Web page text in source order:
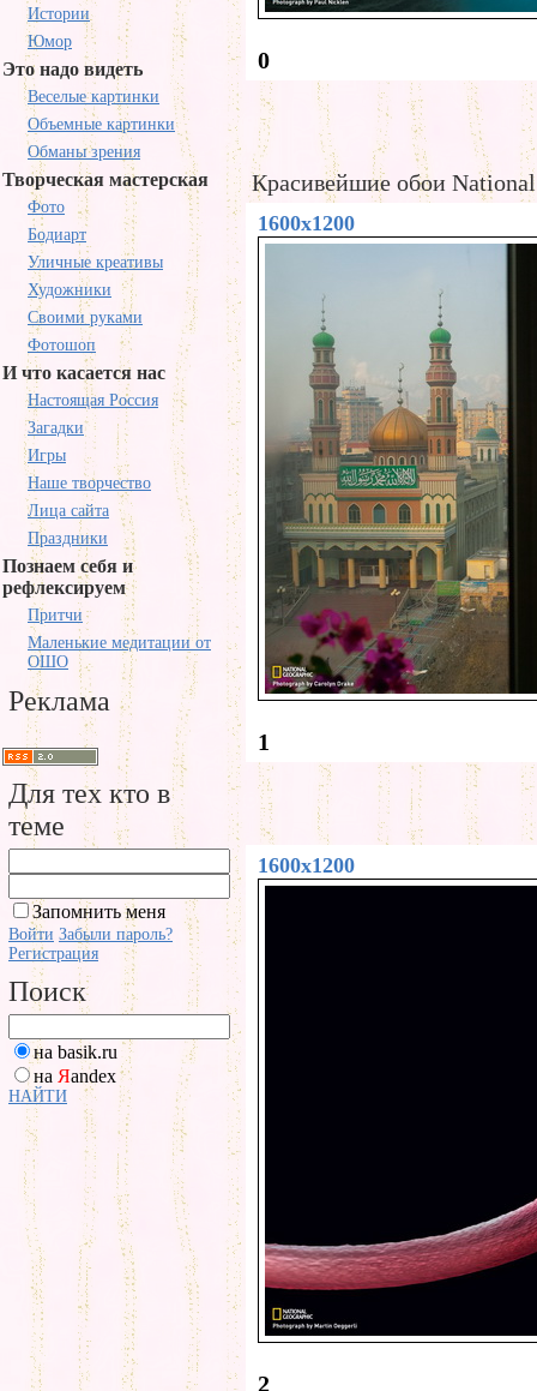
Истории
Юмор
Это надо видеть
Веселые картинки
Объемные картинки
Обманы зрения
Творческая мастерская
Фото
Бодиарт
Уличные креативы
Художники
Своими руками
Фотошоп
И что касается нас
Настоящая Россия
Загадки
Игры
Наше творчество
Лица сайта
Праздники
Познаем себя и
рефлексируем
Притчи
Маленькие медитации от
ОШО
Реклама
Для тех кто в
теме
Запомнить меня
Войти Забыли пароль?
Регистрация
Поиск
на basik.ru
на Яandex
НАЙТИ
0
Красивейшие обои
1600x1200
1
1600x1200
2